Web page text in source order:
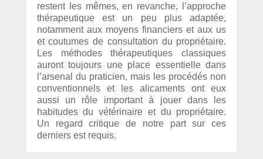
restent les mêmes, en revanche, l’approche
thérapeutique est un peu plus adaptée,
notamment aux moyens financiers et aux us
et coutumes de consultation du propriétaire.
Les méthodes thérapeutiques classiques
auront toujours une place essentielle dans
l’arsenal du praticien, mais les procédés non
conventionnels et les alicaments ont eux
aussi un rôle important à jouer dans les
habitudes du vétérinaire et du propriétaire.
Un regard critique de notre part sur ces
derniers est requis.